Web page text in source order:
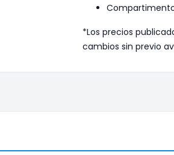
*Los precios
cambios sin previo